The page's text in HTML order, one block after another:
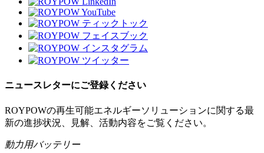
ニュースレターにご登録ください
ROYPOWの再生可能エネルギーソリューションに関する最
新の進捗状況、見解、活動内容をご覧ください。
動力用バッテリー